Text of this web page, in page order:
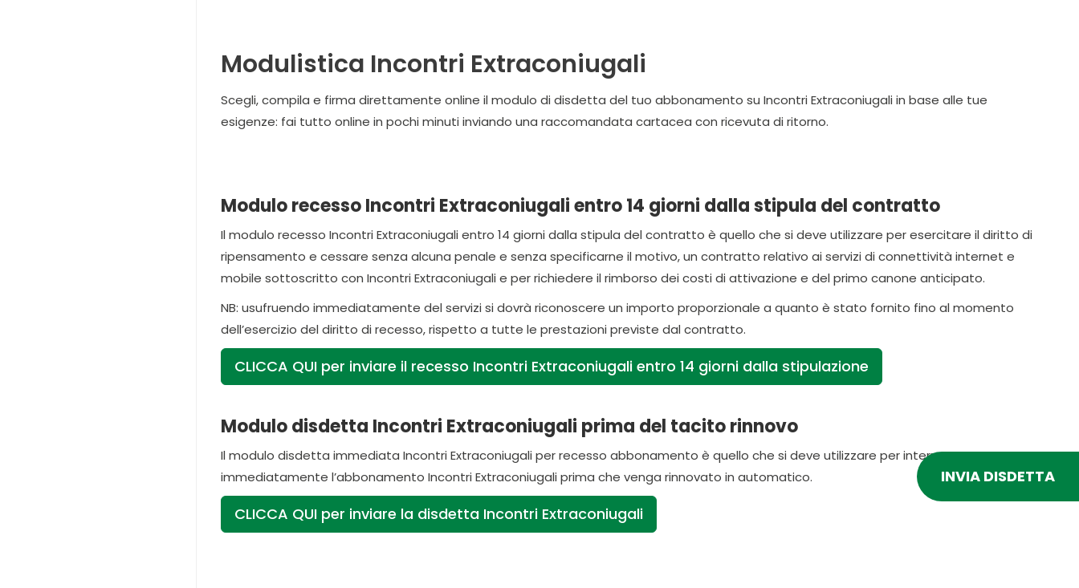
Modulistica Incontri Extraconiugali
Scegli, compila e firma direttamente online il modulo di disdetta del tuo abbonamento su Incontri Extraconiugali in base alle tue
esigenze: fai tutto online in pochi minuti inviando una raccomandata cartacea con ricevuta di ritorno.
Modulo recesso Incontri Extraconiugali entro 14 giorni dalla stipula del contratto
Il modulo recesso Incontri Extraconiugali entro 14 giorni dalla stipula del contratto è quello che si deve utilizzare per esercitare il diritto di
ripensamento e cessare senza alcuna penale e senza specificarne il motivo, un contratto relativo ai servizi di connettività internet e
mobile sottoscritto con Incontri Extraconiugali e per richiedere il rimborso dei costi di attivazione e del primo canone anticipato.
NB: usufruendo immediatamente del servizi si dovrà riconoscere un importo proporzionale a quanto è stato fornito fino al momento
dell’esercizio del diritto di recesso, rispetto a tutte le prestazioni previste dal contratto.
CLICCA QUI per inviare il recesso Incontri Extraconiugali entro 14 giorni dalla stipulazione
Modulo disdetta Incontri Extraconiugali prima del tacito rinnovo
Il modulo disdetta immediata Incontri Extraconiugali per recesso abbonamento è quello che si deve utilizzare per interrompere
immediatamente l’abbonamento Incontri Extraconiugali prima che venga rinnovato in automatico.
CLICCA QUI per inviare la disdetta Incontri Extraconiugali
INVIA DISDETTA